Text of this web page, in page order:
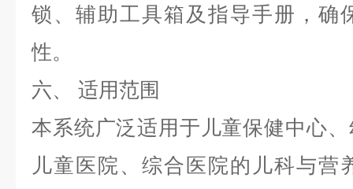
锁、辅助工具箱及指导手册，确
性。
六、
适用范围
本系统广泛适用于儿童保健中心
儿童医院、综合医院的儿科与营